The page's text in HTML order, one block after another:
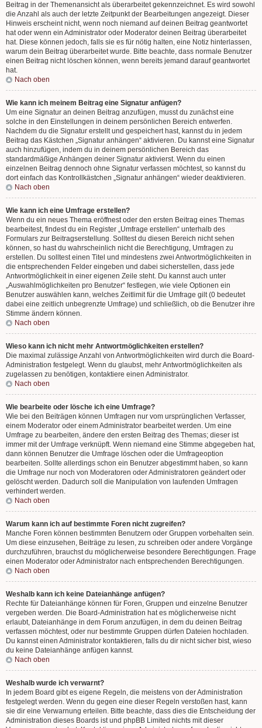
Beitrag in der Themenansicht als überarbeitet gekennzeichnet. Es wird sowohl
die Anzahl als auch der letzte Zeitpunkt der Bearbeitungen angezeigt. Dieser
Hinweis erscheint nicht, wenn noch niemand auf deinen Beitrag geantwortet
hat oder wenn ein Administrator oder Moderator deinen Beitrag überarbeitet
hat. Diese können jedoch, falls sie es für nötig halten, eine Notiz hinterlassen,
warum dein Beitrag überarbeitet wurde. Bitte beachte, dass normale Benutzer
einen Beitrag nicht löschen können, wenn bereits jemand darauf geantwortet
hat.
Nach oben
Wie kann ich meinem Beitrag eine Signatur anfügen?
Um eine Signatur an deinen Beitrag anzufügen, musst du zunächst eine
solche in den Einstellungen in deinem persönlichen Bereich entwerfen.
Nachdem du die Signatur erstellt und gespeichert hast, kannst du in jedem
Beitrag das Kästchen „Signatur anhängen“ aktivieren. Du kannst eine Signatur
auch hinzufügen, indem du in deinem persönlichen Bereich das
standardmäßige Anhängen deiner Signatur aktivierst. Wenn du einen
einzelnen Beitrag dennoch ohne Signatur verfassen möchtest, so kannst du
dort einfach das Kontrollkästchen „Signatur anhängen“ wieder deaktivieren.
Nach oben
Wie kann ich eine Umfrage erstellen?
Wenn du ein neues Thema eröffnest oder den ersten Beitrag eines Themas
bearbeitest, findest du ein Register „Umfrage erstellen“ unterhalb des
Formulars zur Beitragserstellung. Solltest du diesen Bereich nicht sehen
können, so hast du wahrscheinlich nicht die Berechtigung, Umfragen zu
erstellen. Du solltest einen Titel und mindestens zwei Antwortmöglichkeiten in
die entsprechenden Felder eingeben und dabei sicherstellen, dass jede
Antwortmöglichkeit in einer eigenen Zeile steht. Du kannst auch unter
„Auswahlmöglichkeiten pro Benutzer“ festlegen, wie viele Optionen ein
Benutzer auswählen kann, welches Zeitlimit für die Umfrage gilt (0 bedeutet
dabei eine zeitlich unbegrenzte Umfrage) und schließlich, ob die Benutzer ihre
Stimme ändern können.
Nach oben
Wieso kann ich nicht mehr Antwortmöglichkeiten erstellen?
Die maximal zulässige Anzahl von Antwortmöglichkeiten wird durch die Board-
Administration festgelegt. Wenn du glaubst, mehr Antwortmöglichkeiten als
zugelassen zu benötigen, kontaktiere einen Administrator.
Nach oben
Wie bearbeite oder lösche ich eine Umfrage?
Wie bei den Beiträgen können Umfragen nur vom ursprünglichen Verfasser,
einem Moderator oder einem Administrator bearbeitet werden. Um eine
Umfrage zu bearbeiten, ändere den ersten Beitrag des Themas; dieser ist
immer mit der Umfrage verknüpft. Wenn niemand eine Stimme abgegeben hat,
dann können Benutzer die Umfrage löschen oder die Umfrageoption
bearbeiten. Sollte allerdings schon ein Benutzer abgestimmt haben, so kann
die Umfrage nur noch von Moderatoren oder Administratoren geändert oder
gelöscht werden. Dadurch soll die Manipulation von laufenden Umfragen
verhindert werden.
Nach oben
Warum kann ich auf bestimmte Foren nicht zugreifen?
Manche Foren können bestimmten Benutzern oder Gruppen vorbehalten sein.
Um diese einzusehen, Beiträge zu lesen, zu schreiben oder andere Vorgänge
durchzuführen, brauchst du möglicherweise besondere Berechtigungen. Frage
einen Moderator oder Administrator nach entsprechenden Berechtigungen.
Nach oben
Weshalb kann ich keine Dateianhänge anfügen?
Rechte für Dateianhänge können für Foren, Gruppen und einzelne Benutzer
vergeben werden. Die Board-Administration hat es möglicherweise nicht
erlaubt, Dateianhänge in dem Forum anzufügen, in dem du deinen Beitrag
verfassen möchtest, oder nur bestimmte Gruppen dürfen Dateien hochladen.
Du kannst einen Administrator kontaktieren, falls du dir nicht sicher bist, wieso
du keine Dateianhänge anfügen kannst.
Nach oben
Weshalb wurde ich verwarnt?
In jedem Board gibt es eigene Regeln, die meistens von der Administration
festgelegt werden. Wenn du gegen eine dieser Regeln verstoßen hast, kann
sie dir eine Verwarnung erteilen. Bitte beachte, dass dies die Entscheidung der
Administration dieses Boards ist und phpBB Limited nichts mit dieser